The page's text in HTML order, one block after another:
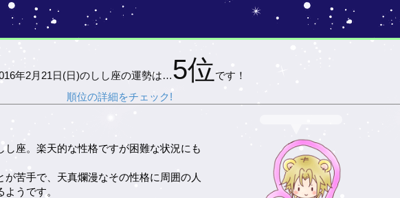
年2月21日(日)のしし座の運勢は…5位 です！
順位の詳細をチェック!
座。楽天的な性格ですが困難な状況にも
苦手で、天真爛漫なその性格に周囲の人
うです。